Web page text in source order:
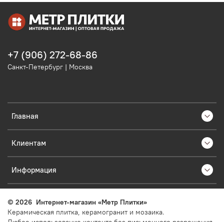
Главная
Клиентам
Информация
+7 (906) 272-68-86
Санкт-Петербург | Москва
© 2026 Интернет-магазин «Метр Плитки»
Керамическая плитка, керамогранит и мозаика.